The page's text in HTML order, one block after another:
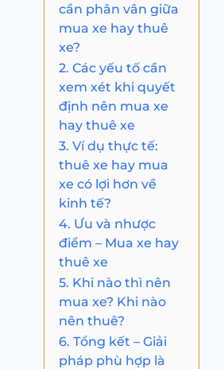
cần phân vân giữa
mua xe hay thuê
xe?
2. Các yếu tố cần
xem xét khi quyết
định nên mua xe
hay thuê xe
3. Ví dụ thực tế:
thuê xe hay mua
xe có lợi hơn về
kinh tế?
4. Ưu và nhược
điểm – Mua xe hay
thuê xe
5. Khi nào thì nên
mua xe? Khi nào
nên thuê?
6. Tổng kết – Giải
pháp phù hợp là